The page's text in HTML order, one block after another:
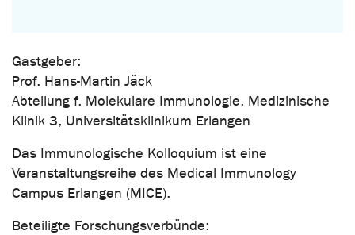
Gastgeber:
Prof. Hans-Martin Jäck
Abteilung f. Molekulare Immunologie, Medizinische
Klinik 3, Universitätsklinikum Erlangen
Das Immunologische Kolloquium ist eine
Veranstaltungsreihe des Medical Immunology
Campus Erlangen (MICE).
Beteiligte Forschungsverbünde: